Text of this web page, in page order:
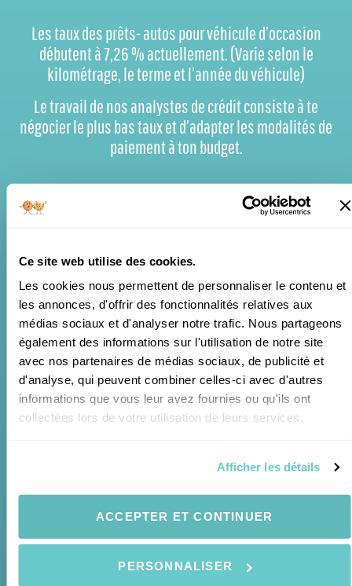
Ce site web utilise des cookies.
Les cookies nous permettent de personnaliser le contenu et
les annonces, d'offrir des fonctionnalités relatives aux
médias sociaux et d'analyser notre trafic. Nous partageons
également des informations sur l'utilisation de notre site
avec nos partenaires de médias sociaux, de publicité et
d'analyse, qui peuvent combiner celles-ci avec d'autres
informations que vous leur avez fournies ou qu'ils ont
collectées lors de votre utilisation de leurs services.
Afficher les détails
ACCEPTER ET CONTINUER
PERSONNALISER
Les taux des prêts- autos pour véhicule d’occasion
débutent à 7,26 % actuellement. (Varie selon le
kilométrage, le terme et l’année du véhicule)
Le travail de nos analystes de crédit consiste à te
négocier le plus bas taux et d’adapter les modalités de
paiement à ton budget.
ACCÈS CRÉDIT
à partir de15,90%
INDUSTRIELLE ALLIANCE
à partir de10,99%